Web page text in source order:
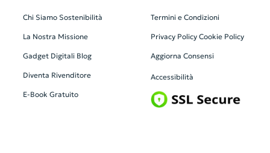
Chi Siamo Sostenibilità
La Nostra Missione
Gadget Digitali Blog
Diventa Rivenditore
E-Book Gratuito
Termini e Condizioni
Privacy Policy Cookie Policy
Aggiorna Consensi
Accessibilità